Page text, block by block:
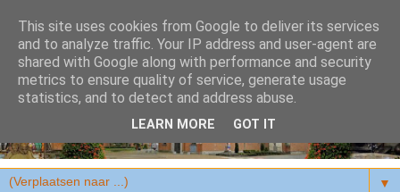
▼
This site uses cookies from Google to deliver its services
and to analyze traffic. Your IP address and user-agent are
shared with Google along with performance and security
metrics to ensure quality of service, generate usage
statistics, and to detect and address abuse.
LEARN MORE GOT IT